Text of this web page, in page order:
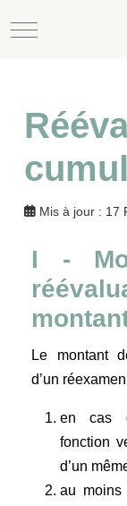
Mobile Menu
cumul
Mis à jour : 17
I -
Le montant
d’un
en cas
fonction
d’un
au moins